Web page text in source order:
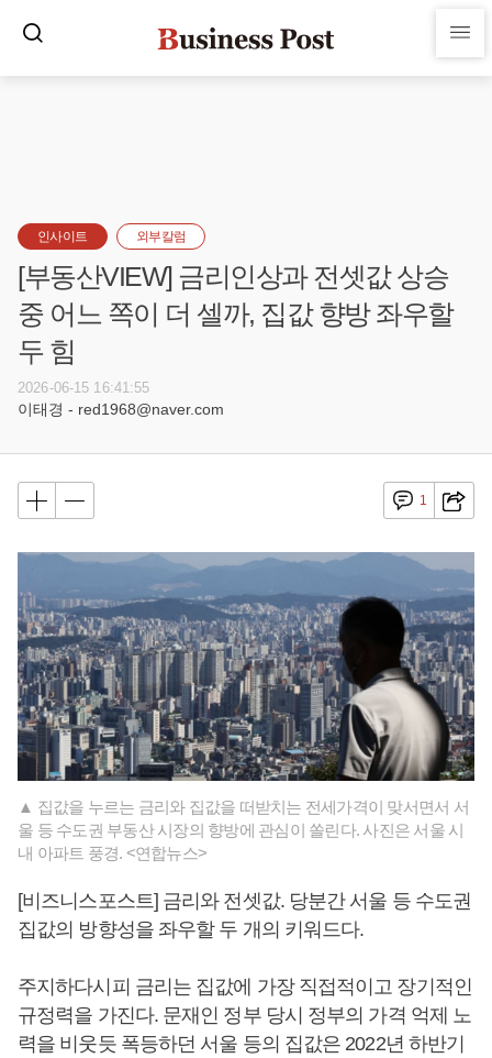
인사이트 외부칼럼
[부동산VIEW] 금리인상과 전셋값 상승
중 어느 쪽이 더 셀까, 집값 향방 좌우할
두 힘
2026-06-15 16:41:55
이태경 - red1968@naver.com
1
▲ 집값을 누르는 금리와 집값을 떠받치는 전세가격이 맞서면서 서
울 등 수도권 부동산 시장의 향방에 관심이 쏠린다. 사진은 서울 시
내 아파트 풍경. <연합뉴스>
[비즈니스포스트] 금리와 전셋값. 당분간 서울 등 수도권
집값의 방향성을 좌우할 두 개의 키워드다.
주지하다시피 금리는 집값에 가장 직접적이고 장기적인
규정력을 가진다. 문재인 정부 당시 정부의 가격 억제 노
력을 비웃듯 폭등하던 서울 등의 집값은 2022년 하반기